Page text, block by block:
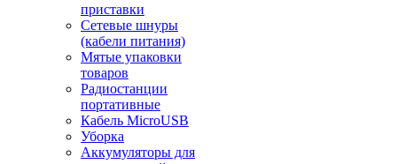
приставки
Сетевые шнуры
(кабели питания)
Мятые упаковки
товаров
Радиостанции
портативные
Кабель MicroUSB
Уборка
Аккумуляторы для